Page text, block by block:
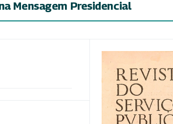
Mensagem Presidencial